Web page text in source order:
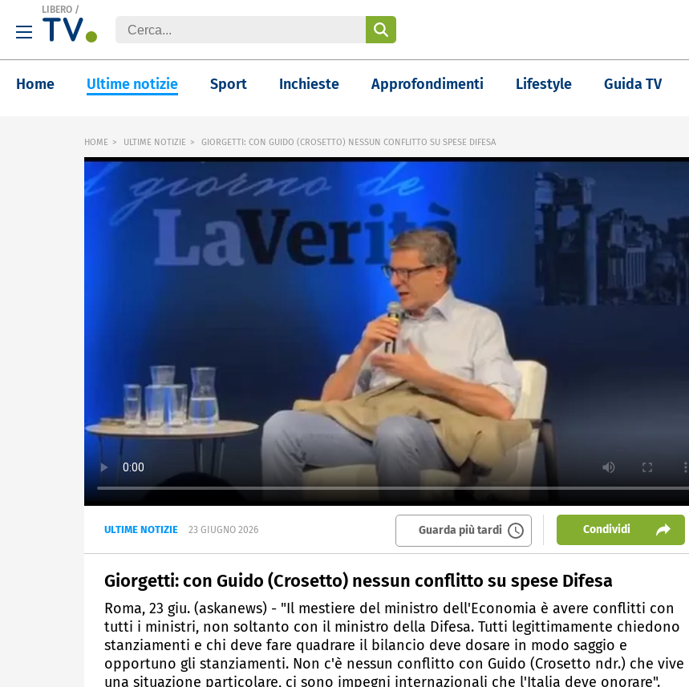
LIBERO /
Home Ultime notizie Sport Inchieste Approfondimenti Lifestyle Guida TV
HOME ULTIME NOTIZIE GIORGETTI: CON GUIDO (CROSETTO) NESSUN CONFLITTO SU SPESE DIFESA
ULTIME NOTIZIE 23 GIUGNO 2026 Guarda più tardi Condividi
Giorgetti: con Guido (Crosetto) nessun conflitto su spese Difesa
Roma, 23 giu. (askanews) - "Il mestiere del ministro dell'Economia è avere conflitti con
tutti i ministri, non soltanto con il ministro della Difesa. Tutti legittimamente chiedono
stanziamenti e chi deve fare quadrare il bilancio deve dosare in modo saggio e
opportuno gli stanziamenti. Non c'è nessun conflitto con Guido (Crosetto ndr.) che vive
una situazione particolare, ci sono impegni internazionali che l'Italia deve onorare".